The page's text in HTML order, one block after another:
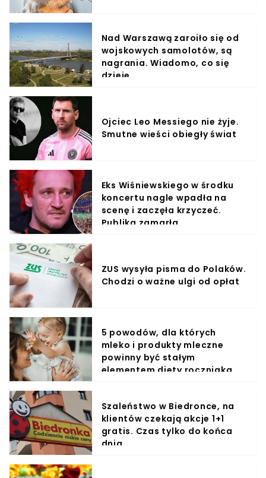
Nad Warszawą zaroiło się od
wojskowych samolotów, są
nagrania. Wiadomo, co się
dzieje
Ojciec Leo Messiego nie żyje.
Smutne wieści obiegły świat
Eks Wiśniewskiego w środku
koncertu nagle wpadła na
scenę i zaczęła krzyczeć.
Publika zamarła
ZUS wysyła pisma do Polaków.
Chodzi o ważne ulgi od opłat
5 powodów, dla których
mleko i produkty mleczne
powinny być stałym
elementem diety roczniaka
Szaleństwo w Biedronce, na
klientów czekają akcje 1+1
gratis. Czas tylko do końca
dnia